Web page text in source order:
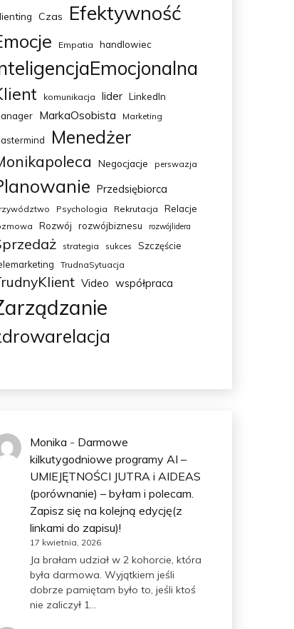
Czas Efektywność
Empatia handlowiec
komunikacja lider LinkedIn
MarkaOsobista Marketing
Menedżer
Negocjacje perswazja
Przedsiębiorca
Psychologia Rekrutacja Relacje
Rozwój rozwójbiznesu rozwójlidera
strategia sukces
Szczęście
TrudnaSytuacja
Video współpraca
Monika - Darmowe
kilkutygodniowe programy AI –
UMIEJĘTNOŚCI JUTRA i AIDEAS
(porównanie) – byłam i polecam.
Zapisz się na kolejną edycję(z
linkami do zapisu)!
17 kwietnia, 2026
Ja brałam udział w 2 kohorcie, która
była darmowa. Wyjątkiem jeśli
dobrze pamiętam było to, jeśli ktoś
nie zaliczył 1…